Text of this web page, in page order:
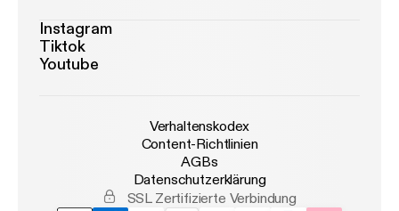
Instagram
Tiktok
Youtube
Verhaltenskodex
Content-Richtlinien
AGBs
Datenschutzerklärung
SSL Zertifizierte Verbindung